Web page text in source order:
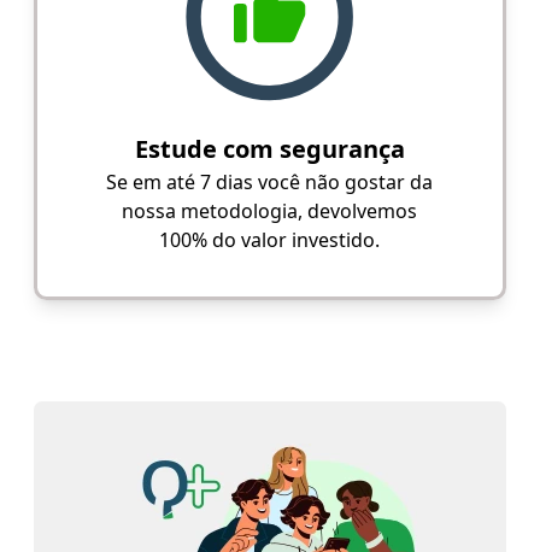
Estude com segurança
Se em até 7 dias você não gostar da
nossa metodologia, devolvemos
100% do valor investido.